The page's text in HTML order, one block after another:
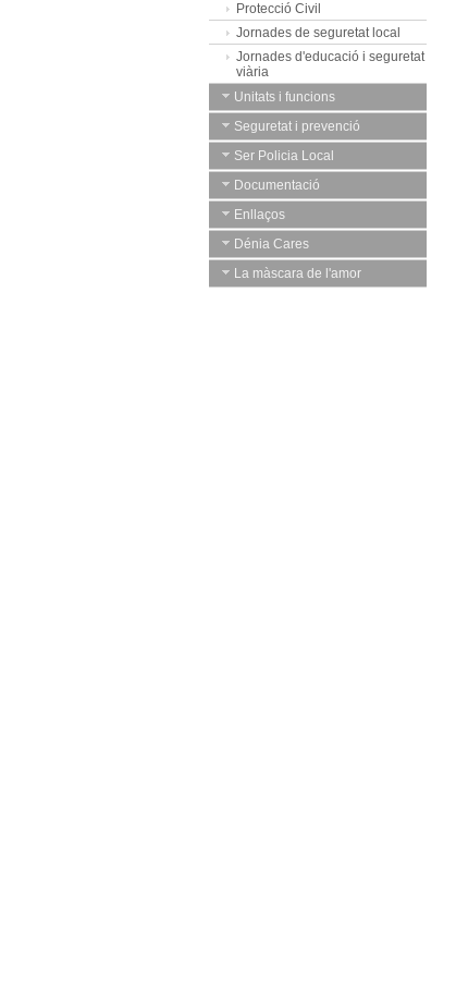
Protecció Civil
Jornades de seguretat local
Jornades d'educació i seguretat
viària
Unitats i funcions
Seguretat i prevenció
Ser Policia Local
Documentació
Enllaços
Dénia Cares
La màscara de l'amor